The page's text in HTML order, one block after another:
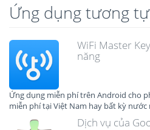
Ứng dụng tương tự
WiFi Master
năng
Ứng dụng miễn phí trên Android cho
miễn phí tại Việt Nam hay bất kỳ
Dịch vụ của